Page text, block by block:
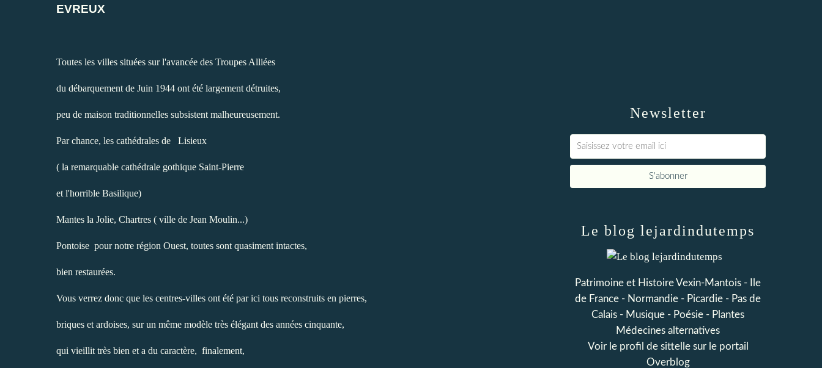
EVREUX
Toutes les villes situées sur l'avancée des Troupes Alliées
du débarquement de Juin 1944 ont été largement détruites,
peu de maison traditionnelles subsistent malheureusement.
Par chance, les cathédrales de Lisieux
( la remarquable cathédrale gothique Saint-Pierre
et l'horrible Basilique)
Mantes la Jolie, Chartres ( ville de Jean Moulin...)
Pontoise pour notre région Ouest, toutes sont quasiment intactes,
bien restaurées.
Vous verrez donc que les centres-villes ont été par ici tous reconstruits en pierres,
briques et ardoises, sur un même modèle très élégant des années cinquante,
qui vieillit très bien et a du caractère, finalement,
Newsletter
Le blog lejardindutemps
Patrimoine et Histoire Vexin-Mantois - Ile
de France - Normandie - Picardie - Pas de
Calais - Musique - Poésie - Plantes
Médecines alternatives
Voir le profil de sittellesur le portail
Overblog